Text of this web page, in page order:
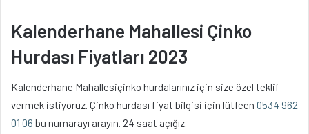
Kalenderhane Mahallesi Çinko
Hurdası Fiyatları 2023
Kalenderhane Mahallesiçinko hurdalarınız için size özel teklif
vermek istiyoruz. Çinko hurdası fiyat bilgisi için lütfeen 0534 962
01 06 bu numarayı arayın. 24 saat açığız.